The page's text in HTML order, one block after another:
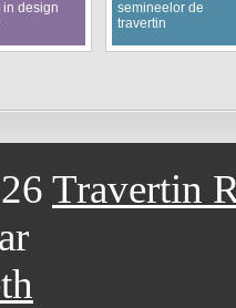
in design
semineelor de
travertin
Travertin